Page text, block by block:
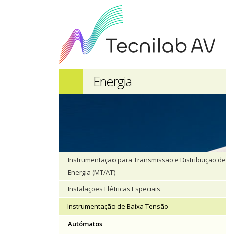
Energia
Instrumentação para Transmissão e Distribuição de
Energia (MT/AT)
Instalações Elétricas Especiais
Instrumentação de Baixa Tensão
Autómatos